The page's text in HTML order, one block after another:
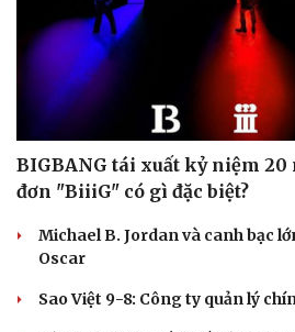
BIGBANG tái xuất kỷ niệm
đơn "BiiiG" có gì đặc biệt?
Michael B. Jordan và canh bạc
Oscar
Sao Việt 9-8: Công ty quản lý